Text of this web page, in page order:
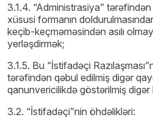
3.1.4. “Administrasiya”
xüsusi formanın
keçib-keçməməsindən asılı
yerləşdirmək;
3.1.5. Bu “İstifadəçi
tərəfindən qəbul edilmiş digər
qanunvericilikdə göstərilmiş digər
3.2. “İstifadəçi”nin öhdəlikləri: